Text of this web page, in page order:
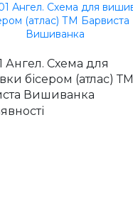
Ангел. Схема для
бісером (атлас) ТМ
Вишиванка